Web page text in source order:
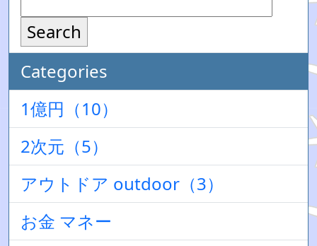
Search
Categories
1億円（10）
2次元（5）
アウトドア outdoor（3）
お金 マネー